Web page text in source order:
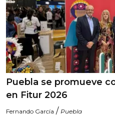
Puebla se promueve
en Fitur 2026
Fernando García / Puebla